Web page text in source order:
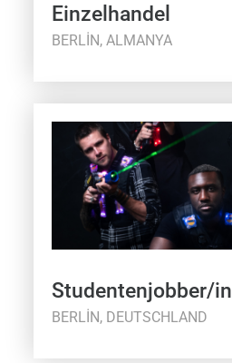
Einzelhandel
BERLIN, ALMANYA
Studentenjobber/in
BERLIN, DEUTSCHLAND